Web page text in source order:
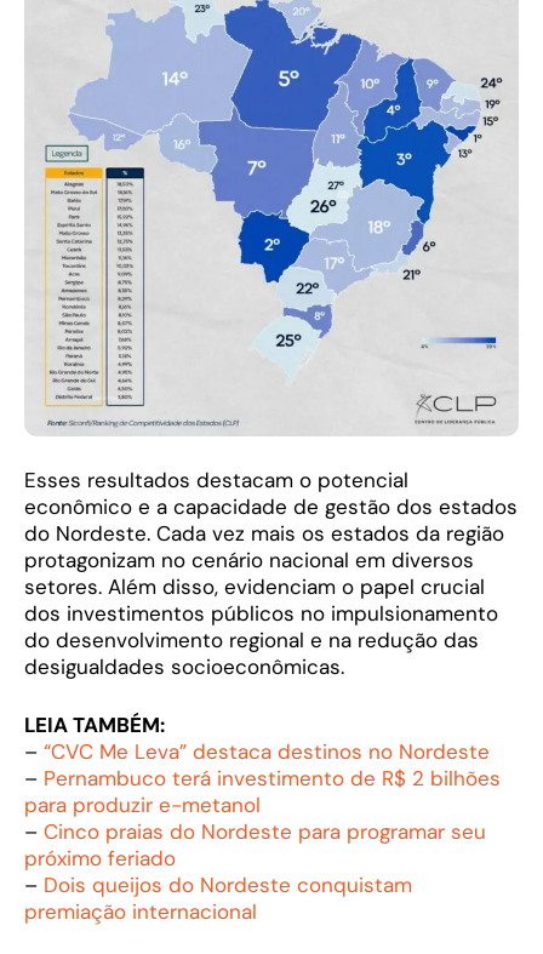
Esses resultados destacam o potencial
econômico e a capacidade de gestão dos estados
do Nordeste. Cada vez mais os estados da região
protagonizam no cenário nacional em diversos
setores. Além disso, evidenciam o papel crucial
dos investimentos públicos no impulsionamento
do desenvolvimento regional e na redução das
desigualdades socioeconômicas.
LEIA TAMBÉM:
– “CVC Me Leva” destaca destinos no Nordeste
– Pernambuco terá investimento de R$ 2 bilhões
para produzir e-metanol
– Cinco praias do Nordeste para programar seu
próximo feriado
– Dois queijos do Nordeste conquistam
premiação internacional